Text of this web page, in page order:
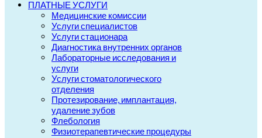
ПЛАТНЫЕ УСЛУГИ
Медицинские комиссии
Услуги специалистов
Услуги стационара
Диагностика внутренних органов
Лабораторные исследования и
услуги
Услуги стоматологического
отделения
Протезирование, имплантация,
удаление зубов
Флебология
Физиотерапевтические процедуры